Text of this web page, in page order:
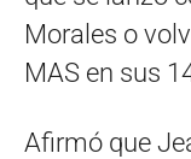
Morales o
MAS en sus
Afirmó que